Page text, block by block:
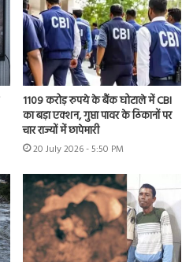
1109 करोड़ रुपये के बैंक घोटाले में CBI
का बड़ा एक्शन, गुप्ता पावर के ठिकानों पर
चार राज्यों में छापेमारी
20 July 2026 - 5:50 PM